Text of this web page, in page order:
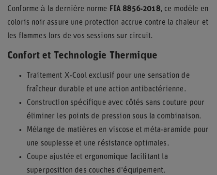
Conforme à la dernière norme FIA 8856-2018, ce modèle en
coloris noir assure une protection accrue contre la chaleur et
les flammes lors de vos sessions sur circuit.
Confort et Technologie Thermique
Traitement X-Cool exclusif pour une sensation de
fraîcheur durable et une action antibactérienne.
Construction spécifique avec côtés sans couture pour
éliminer les points de pression sous la combinaison.
Mélange de matières en viscose et méta-aramide pour
une souplesse et une résistance optimales.
Coupe ajustée et ergonomique facilitant la
superposition des couches d'équipement.